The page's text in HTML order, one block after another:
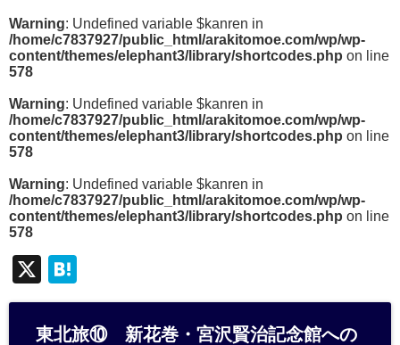
Warning: Undefined variable $kanren in
/home/c7837927/public_html/arakitomoe.com/wp/wp-
content/themes/elephant3/library/shortcodes.php on line
578
Warning: Undefined variable $kanren in
/home/c7837927/public_html/arakitomoe.com/wp/wp-
content/themes/elephant3/library/shortcodes.php on line
578
Warning: Undefined variable $kanren in
/home/c7837927/public_html/arakitomoe.com/wp/wp-
content/themes/elephant3/library/shortcodes.php on line
578
X
at
e
東北旅⑩ 新花巻・宮沢賢治記念館への